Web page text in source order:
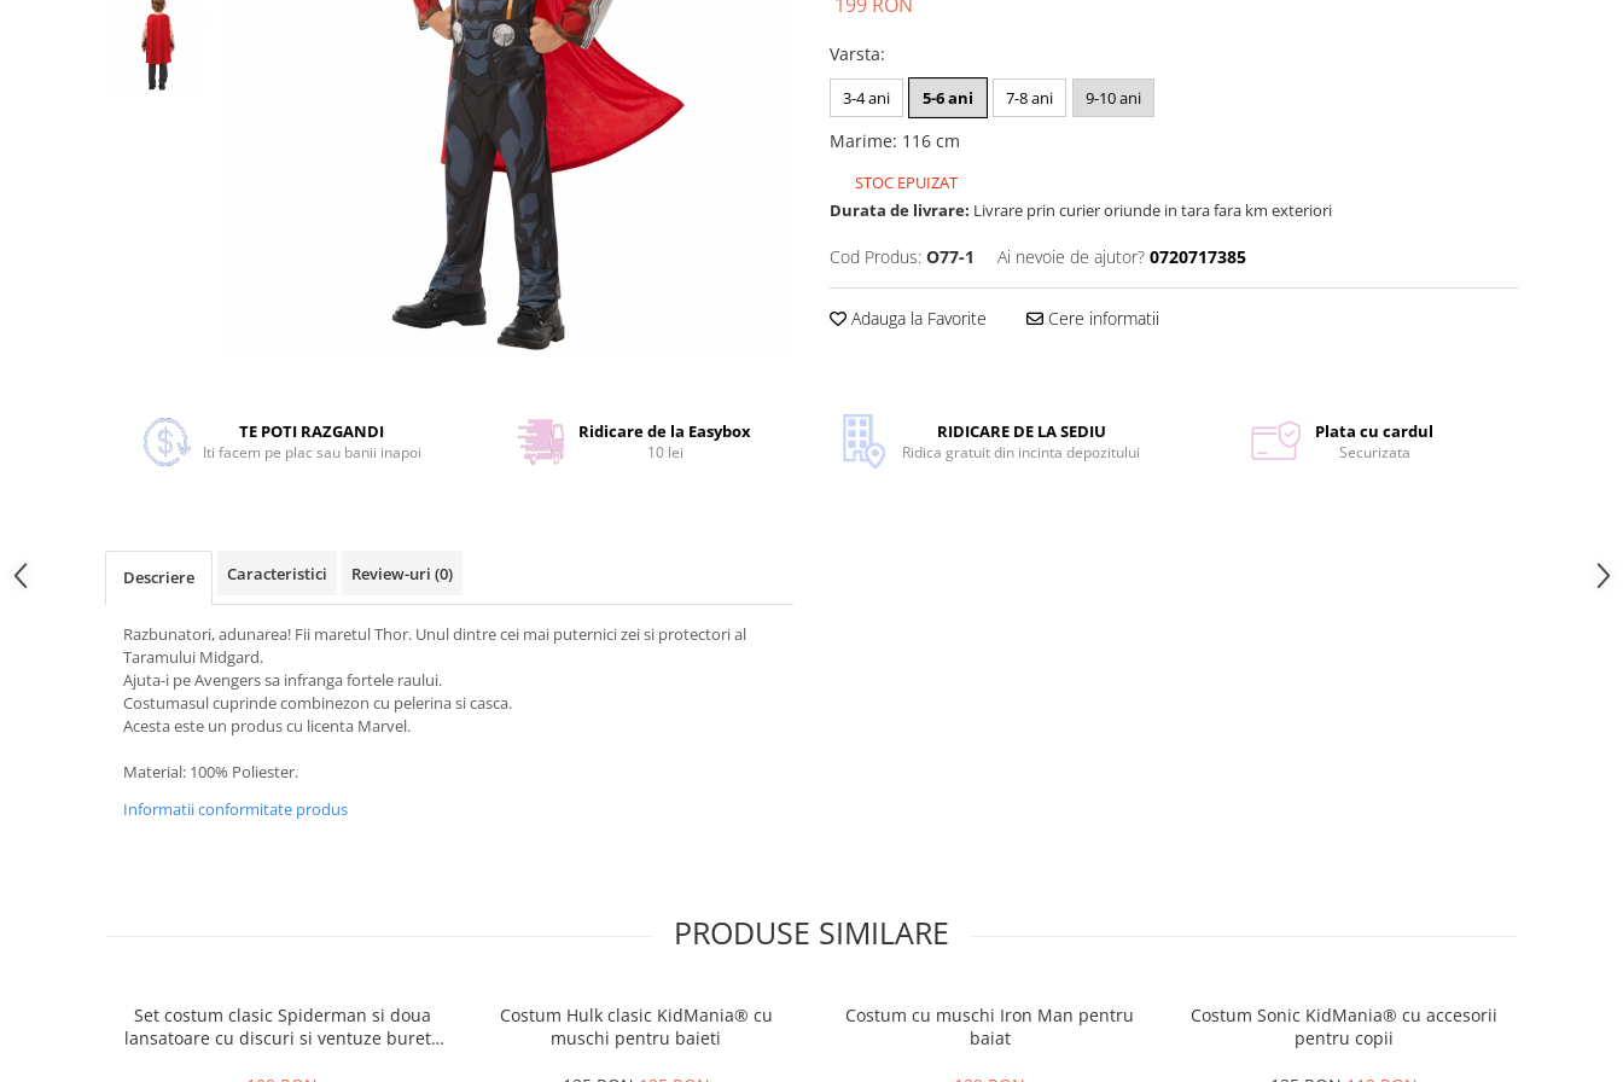
Costume Vrajitoare Copii
Costume pentru Halloween
Pinata petreceri
Facebook
Varsta:
3-4 ani 5-6 ani 7-8 ani 9-10 ani
Marime: 116 cm
STOC EPUIZAT
Durata de livrare: Livrare prin curier oriunde in tara fara km exteriori
Cod Produs: O77-1 Ai nevoie de ajutor? 0720717385
Adauga la Favorite Cere informatii
TE POTI RAZGANDI
Iti facem pe plac sau banii inapoi
Ridicare de la Easybox
10 lei
RIDICARE DE LA SEDIU
Ridica gratuit din incinta depozitului
Plata cu cardul
Securizata
Descriere Caracteristici Review-uri (0)
Razbunatori, adunarea! Fii maretul Thor. Unul dintre cei mai puternici zei si protectori al
Taramului Midgard.
Ajuta-i pe Avengers sa infranga fortele raului.
Costumasul cuprinde combinezon cu pelerina si casca.
Acesta este un produs cu licenta Marvel.
Material: 100% Poliester.
Informatii conformitate produs
PRODUSE SIMILARE
Set costum clasic Spiderman si doua
lansatoare cu discuri si ventuze burete
Costum Hulk clasic KidMania® cu
muschi pentru baieti
Costum cu muschi Iron Man pentru
baiat
Costum Sonic KidMania® cu accesorii
pentru copii